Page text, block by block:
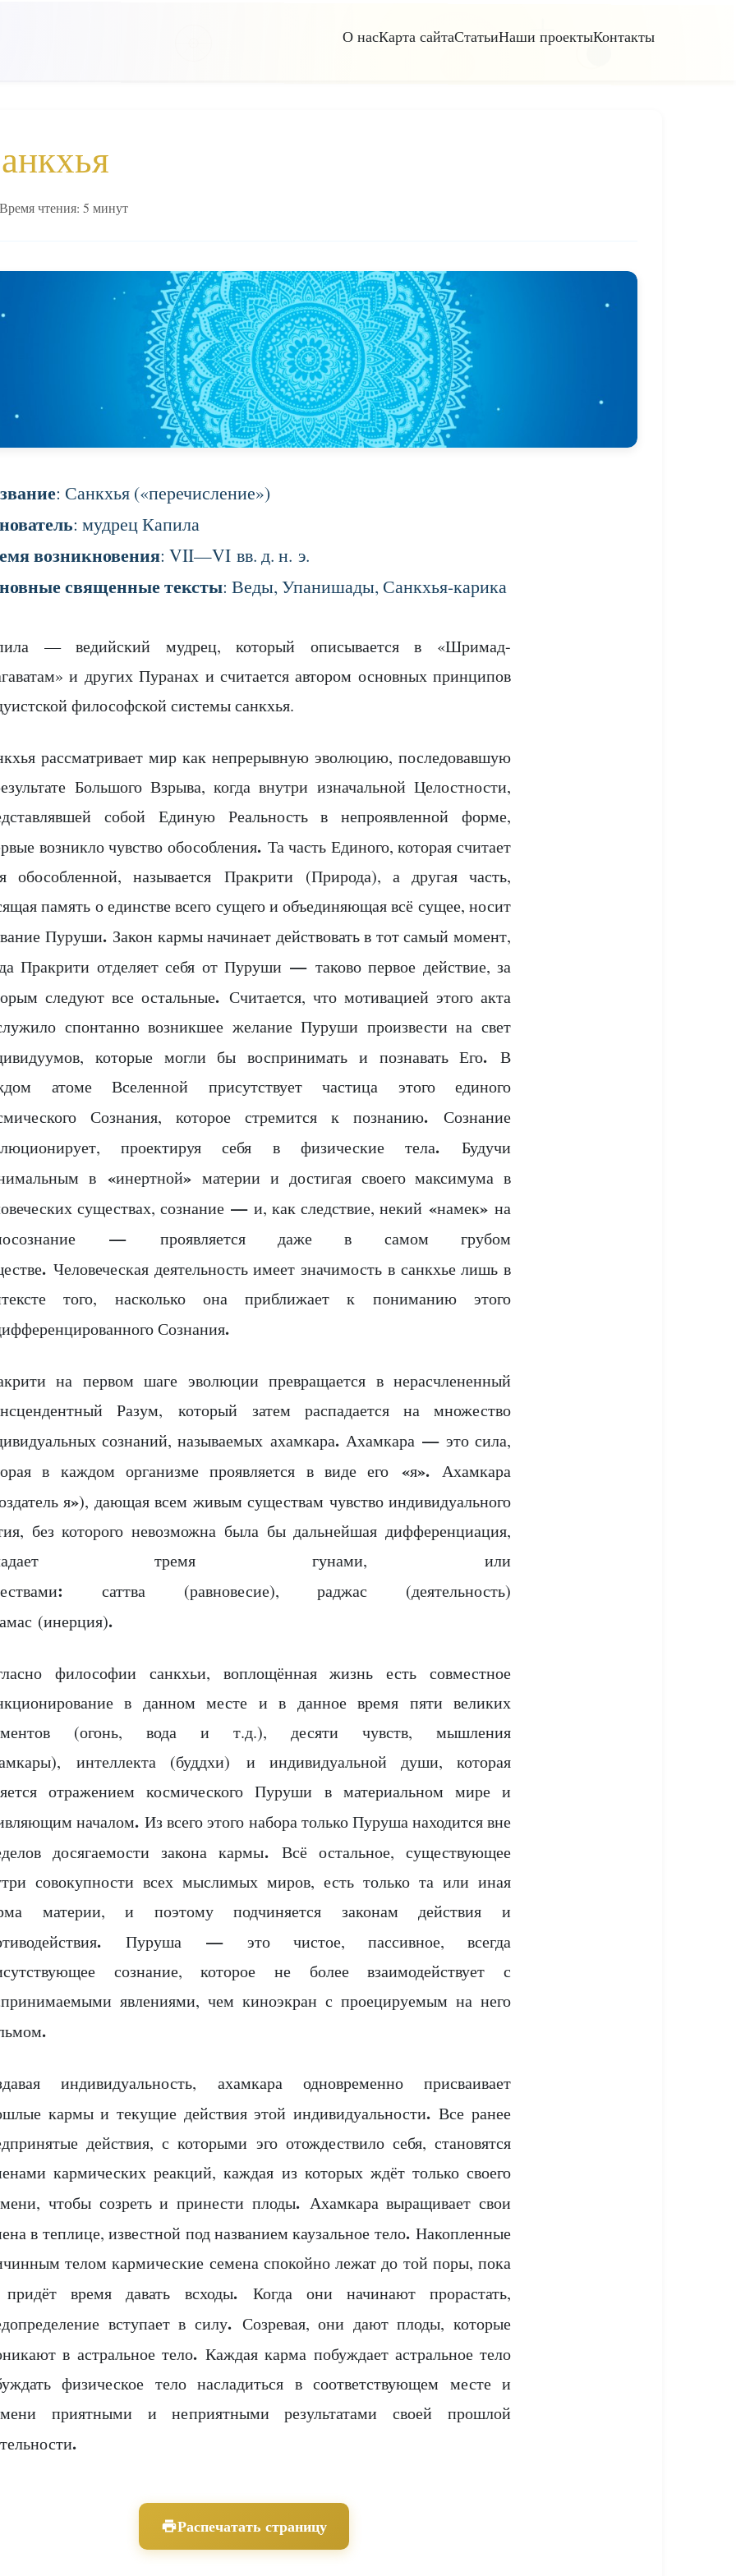
О насКарта сайтаСтатьиНаши проектыКонтакты
Время чтения: 5 минут
: Санкхья («перечисление»)
: мудрец Капила
возникновения: VII—VI вв. д. н. э.
священные тексты: Веды, Упанишады, Санкхья-карика
— ведийский мудрец, который описывается в «Шримад-
и других Пуранах и считается автором основных принципов
философской системы санкхья.
рассматривает мир как непрерывную эволюцию, последовавшую
Большого Взрыва, когда внутри изначальной Целостности,
собой Единую Реальность в непроявленной форме,
возникло чувство обособления.Та часть Единого, которая считает
обособленной, называется Пракрити (Природа), а другая часть,
память о единстве всего сущего и объединяющая всё сущее, носит
Пуруши.Закон кармы начинает действовать в тот самый момент,
Пракрити отделяет себя от Пуруши—таково первое действие, за
следуют все остальные. Считается, что мотивацией этого акта
спонтанно возникшее желание Пуруши произвести на свет
которые могли бы воспринимать и познавать Его. В
атоме Вселенной присутствует частица этого единого
Сознания, которое стремится к познанию. Сознание
проектируя себя в физические тела.Будучи
в «инертной»материи и достигая своего максимума в
существах, сознание —и, как следствие, некий «намек» на
—проявляется даже в самом грубом
. Человеческая деятельность имеет значимость в санкхье лишь в
того, насколько она приближает к пониманию этого
Сознания.
на первом шаге эволюции превращается в нерасчлененный
Разум, который затем распадается на множество
сознаний, называемых ахамкара.Ахамкара—это сила,
в каждом организме проявляется в виде его «я».Ахамкара
я»), дающая всем живым существам чувство индивидуального
без которого невозможна была бы дальнейшая дифференциация,
тремя гунами, или
: саттва (равновесие), раджас (деятельность)
(инерция).
философии санкхьи, воплощённая жизнь есть совместное
в данном месте и в данное время пяти великих
(огонь, вода и т.д.), десяти чувств, мышления
интеллекта (буддхи) и индивидуальной души, которая
отражением космического Пуруши в материальном мире и
началом. Из всего этого набора только Пуруша находится вне
досягаемости закона кармы.Всё остальное, существующее
совокупности всех мыслимых миров, есть только та или иная
материи, и поэтому подчиняется законам действия и
. Пуруша —это чистое, пассивное, всегда
сознание, которое не более взаимодействует с
явлениями, чем киноэкран с проецируемым на него
.
индивидуальность, ахамкара одновременно присваивает
кармы и текущие действия этой индивидуальности.Все ранее
действия, с которыми эго отождествило себя, становятся
кармических реакций, каждая из которых ждёт только своего
чтобы созреть и принести плоды.Ахамкара выращивает свои
в теплице, известной под названием каузальное тело.Накопленные
телом кармические семена спокойно лежат до той поры, пока
время давать всходы.Когда они начинают прорастать,
вступает в силу.Созревая, они дают плоды, которые
в астральное тело.Каждая карма побуждает астральное тело
физическое тело насладиться в соответствующем месте и
приятными и неприятными результатами своей прошлой
.
Распечатать страницу